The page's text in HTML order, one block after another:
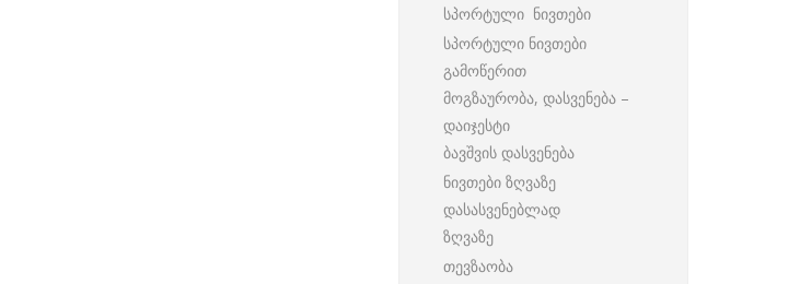
სპორტული ნივთები
სპორტული ნივთები
გამოწერით
მოგზაურობა, დასვენება –
დაიჯესტი
ბავშვის დასვენება
ნივთები ზღვაზე
დასასვენებლად
ზღვაზე
თევზაობა